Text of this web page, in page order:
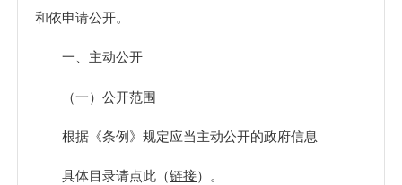
和依申请公开。
一、主动公开
（一）公开范围
根据《条例》规定应当主动公开的政府信息
具体目录请点此（链接）。